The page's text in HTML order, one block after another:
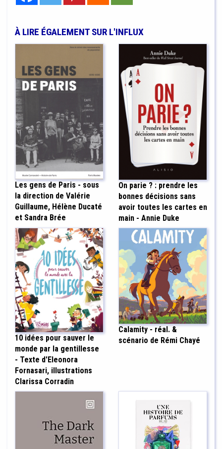
À LIRE ÉGALEMENT SUR L'INFLUX
Les gens de Paris - sous
la direction de Valérie
Guillaume, Hélène Ducaté
et Sandra Brée
On parie ? : prendre les
bonnes décisions sans
avoir toutes les cartes en
main - Annie Duke
10 idées pour sauver le
monde par la gentillesse
- Texte d'Eleonora
Fornasari, illustrations
Clarissa Corradin
Calamity - réal. &
scénario de Rémi Chayé